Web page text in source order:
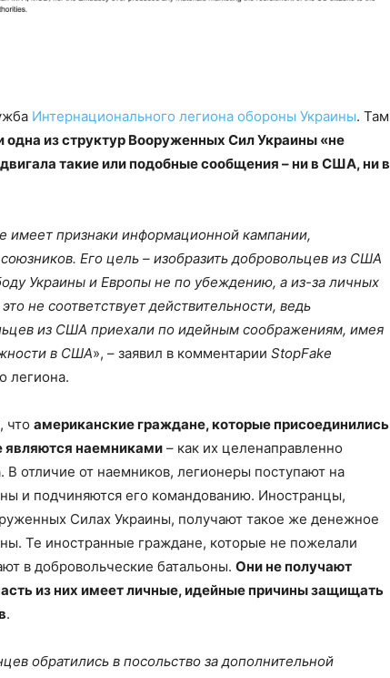
Интернационального легиона обороны Украины. Там
одна из структур Вооруженных Сил Украины «не
такие или подобные сообщения – ни в США, ни в
признаки информационной кампании,
Его цель – изобразить добровольцев из США
Украины и Европы не по убеждению, а из-за личных
не соответствует действительности, ведь
из США приехали по идейным соображениям, имея
в США», – заявил в комментарии StopFake
легиона.
что американские граждане, которые присоединились
являются наемниками – как их целенаправленно
В отличие от наемников, легионеры поступают на
и подчиняются его командованию. Иностранцы,
Силах Украины, получают такое же денежное
Те иностранные граждане, которые не пожелали
в добровольческие батальоны. Они не получают
из них имеет личные, идейные причины защищать
.
обратились в посольство за дополнительной